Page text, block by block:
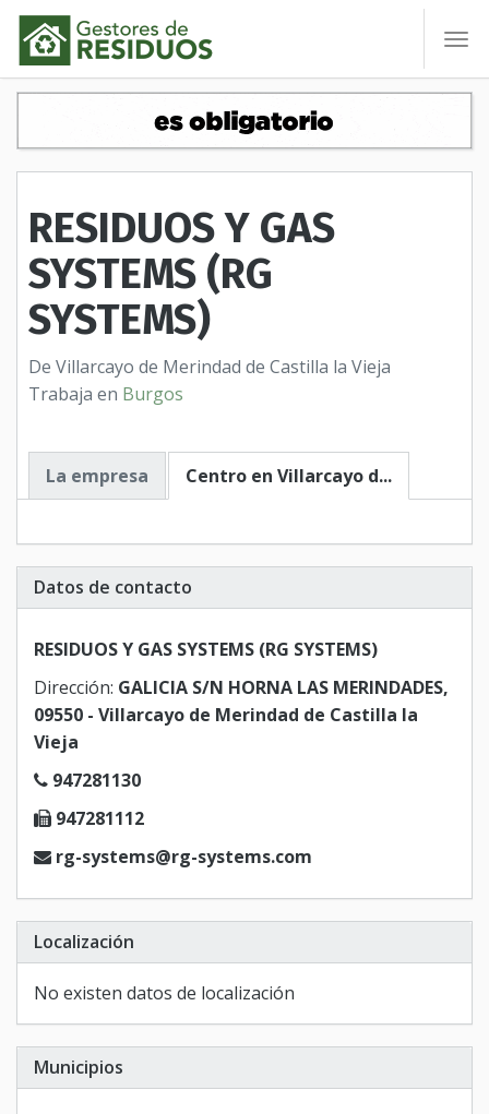
RESIDUOS Y GAS
SYSTEMS (RG
SYSTEMS)
De Villarcayo de Merindad de Castilla la Vieja
Trabaja en Burgos
La empresa Centro en Villarcayo d...
Datos de contacto
RESIDUOS Y GAS SYSTEMS (RG SYSTEMS)
Dirección: GALICIA S/N HORNA LAS MERINDADES,
09550 - Villarcayo de Merindad de Castilla la
Vieja
947281130
947281112
rg-systems@rg-systems.com
Localización
No existen datos de localización
Municipios